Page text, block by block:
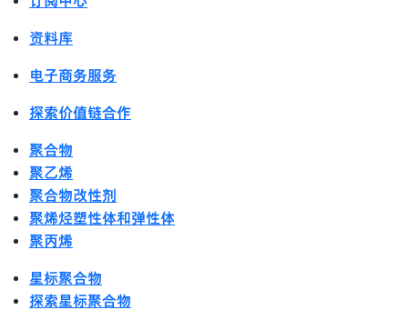
资料库
电子商务服务
探索价值链合作
聚合物
聚乙烯
聚合物改性剂
聚烯烃塑性体和弹性体
聚丙烯
星标聚合物
探索星标聚合物